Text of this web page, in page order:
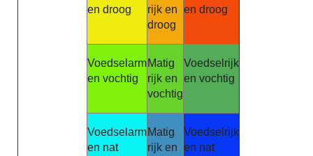
en droog
rijk en
droog
en droog
Voedselarm
en vochtig
Matig
rijk en
vochtig
Voedselrijk
en vochtig
Voedselarm
en nat
Matig
rijk en
Voedselrijk
en nat